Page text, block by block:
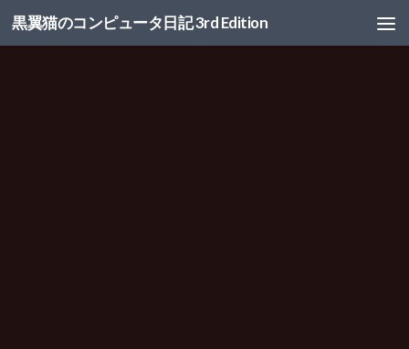
コンテンツへスキップ
黒翼猫のコンピュータ日記 3rd Edition